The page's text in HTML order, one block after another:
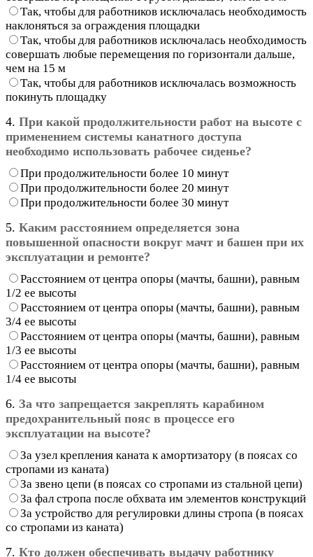
Так, чтобы для работников исключалась необходимость
наклоняться за ограждения площадки
Так, чтобы для работников исключалась необходимость
совершать любые перемещения по горизонтали дальше,
чем на 15 м
Так, чтобы для работников исключалась возможность
покинуть площадку
4. При какой продолжительности работ на высоте с
применением системы канатного доступа
необходимо использовать рабочее сиденье?
При продолжительности более 10 минут
При продолжительности более 20 минут
При продолжительности более 30 минут
5. Каким расстоянием определяется зона
повышенной опасности вокруг мачт и башен при их
эксплуатации и ремонте?
Расстоянием от центра опоры (мачты, башни), равным
1/2 ее высоты
Расстоянием от центра опоры (мачты, башни), равным
3/4 ее высоты
Расстоянием от центра опоры (мачты, башни), равным
1/3 ее высоты
Расстоянием от центра опоры (мачты, башни), равным
1/4 ее высоты
6. За что запрещается закреплять карабином
предохранительный пояс в процессе его
эксплуатации на высоте?
За узел крепления каната к амортизатору (в поясах со
стропами из каната)
За звено цепи (в поясах со стропами из стальной цепи)
За фал стропа после обхвата им элементов конструкций
За устройство для регулировки длины стропа (в поясах
со стропами из каната)
7. Кто должен обеспечивать выдачу работнику